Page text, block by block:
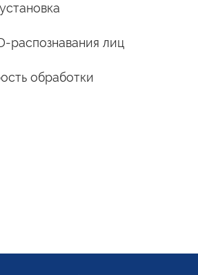
распознавания лиц
обработки